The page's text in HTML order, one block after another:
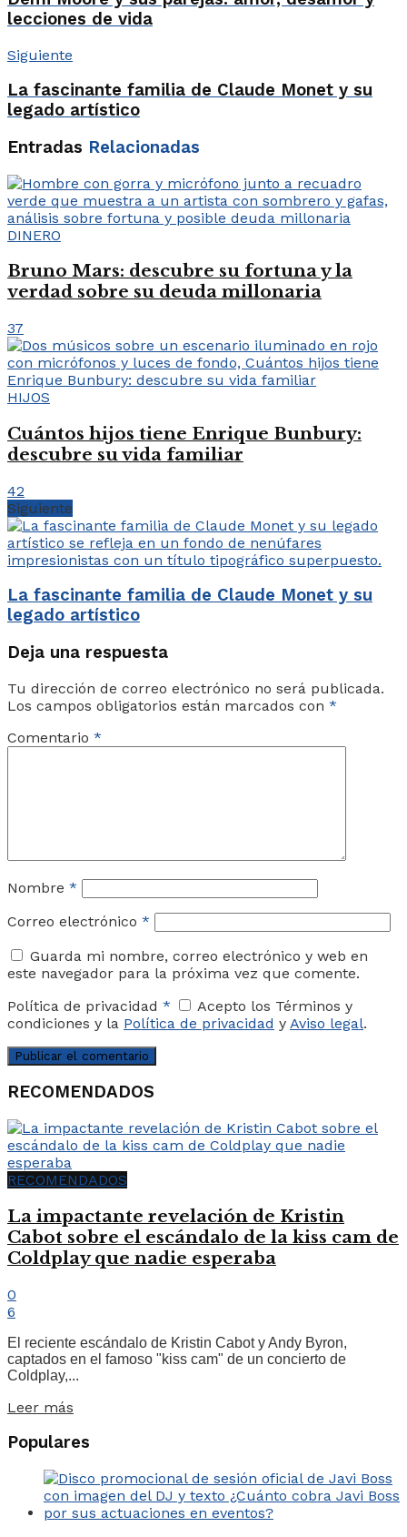
lecciones de vida
Siguiente
La fascinante familia de Claude Monet y su
legado artístico
Entradas Relacionadas
DINERO
Bruno Mars: descubre su fortuna y la
verdad sobre su deuda millonaria
37
HIJOS
Cuántos hijos tiene Enrique Bunbury:
descubre su vida familiar
42
Siguiente
La fascinante familia de Claude Monet y su
legado artístico
Deja una respuesta
Tu dirección de correo electrónico no será publicada.
Los campos obligatorios están marcados con *
Comentario *
Nombre *
Correo electrónico *
Guarda mi nombre, correo electrónico y web en
este navegador para la próxima vez que comente.
Política de privacidad *
Acepto los Términos y
condiciones y la Política de privacidad y Aviso legal.
RECOMENDADOS
RECOMENDADOS
La impactante revelación de Kristin
Cabot sobre el escándalo de la kiss cam de
Coldplay que nadie esperaba
0
6
El reciente escándalo de Kristin Cabot y Andy Byron,
captados en el famoso "kiss cam" de un concierto de
Coldplay,...
Leer más
Populares